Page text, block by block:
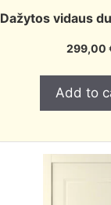
Dažytos vidaus
299,00
Add to